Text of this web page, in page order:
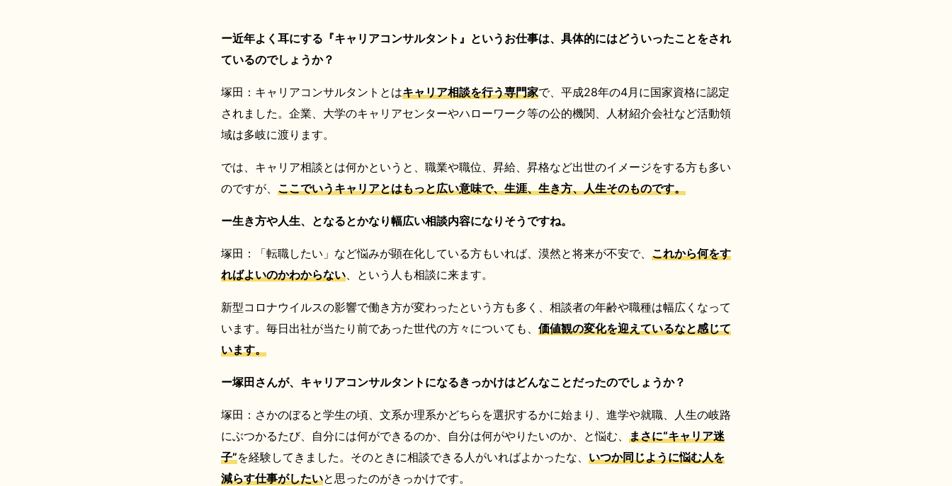
ー近年よく耳にする『キャリアコンサルタント』というお仕事は、具体的にはどういったことをされ
ているのでしょうか？
塚田：キャリアコンサルタントとはキャリア相談を行う専門家で、平成28年の4月に国家資格に認定
されました。企業、大学のキャリアセンターやハローワーク等の公的機関、人材紹介会社など活動領
域は多岐に渡ります。
では、キャリア相談とは何かというと、職業や職位、昇給、昇格など出世のイメージをする方も多い
のですが、 ここでいうキャリアとはもっと広い意味で、生涯、生き方、人生そのものです。
ー生き方や人生、となるとかなり幅広い相談内容になりそうですね。
塚田：「転職したい」など悩みが顕在化している方もいれば、漠然と将来が不安で、 これから何をす
ればよいのかわからない、という人も相談に来ます。
新型コロナウイルスの影響で働き方が変わったという方も多く、相談者の年齢や職種は幅広くなって
います。毎日出社が当たり前であった世代の方々についても、 価値観の変化を迎えているなと感じて
います。
ー塚田さんが、キャリアコンサルタントになるきっかけはどんなことだったのでしょうか？
塚田：さかのぼると学生の頃、文系か理系かどちらを選択するかに始まり、進学や就職、人生の岐路
にぶつかるたび、自分には何ができるのか、自分は何がやりたいのか、と悩む、 まさに“キャリア迷
子”を経験してきました。そのときに相談できる人がいればよかったな、 いつか同じように悩む人を
減らす仕事がしたいと思ったのがきっかけです。